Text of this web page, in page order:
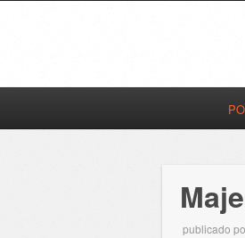
publicado